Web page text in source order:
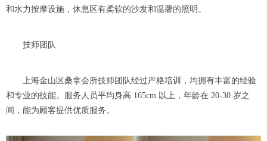
和水力按摩设施，休息区有柔软的沙发和温馨的照明。
技师团队
上海金山区桑拿会所技师团队经过严格培训，均拥有丰富的经验
和专业的技能。服务人员平均身高 165cm 以上，年龄在 20-30 岁之
间，能为顾客提供优质服务。